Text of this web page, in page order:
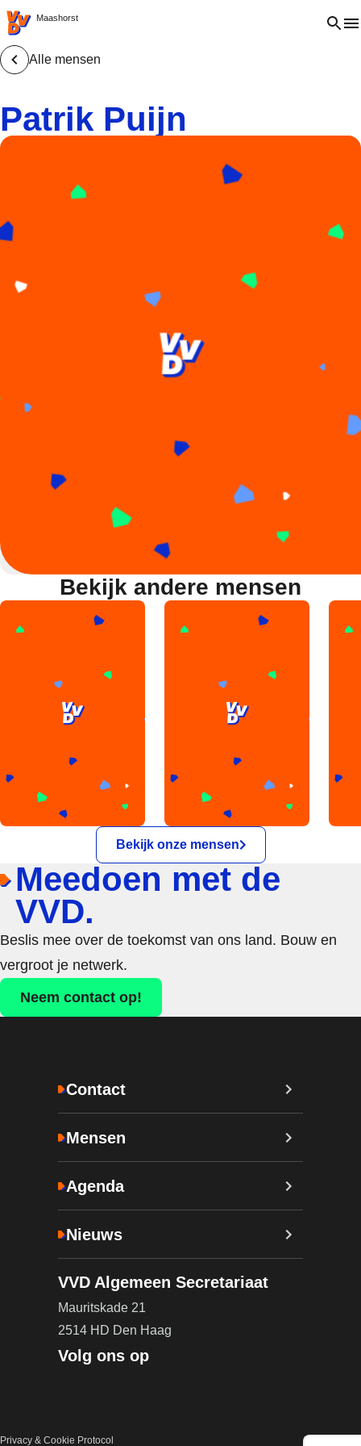
VVD.nl - Ga naar de homepage
Maashorst Open
Alle mensen
Patrik Puijn
Bekijk andere mensen
Bekijk onze mensen
Meedoen met de
VVD.
Beslis mee over de toekomst van ons land. Bouw en
vergroot je netwerk.
Neem contact op!
Contact
Mensen
Agenda
Nieuws
VVD Algemeen Secretariaat
Mauritskade 21
2514 HD Den Haag
Volg ons op
Privacy & Cookie Protocol